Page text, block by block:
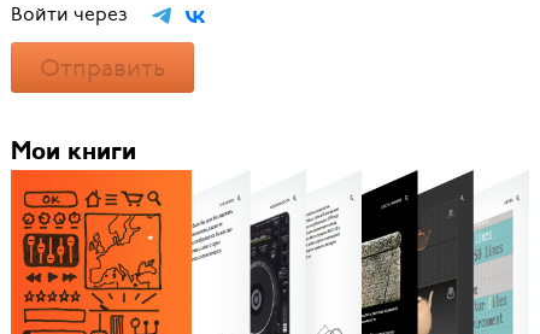
Войти через
Отправить
Мои книги